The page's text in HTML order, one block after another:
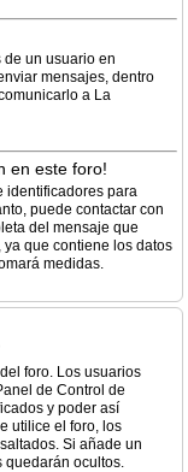
un usuario en
mensajes, dentro
a La
en este foro!
identificadores para
puede contactar con
del mensaje que
que contiene los datos
medidas.
foro. Los usuarios
de Control de
y poder así
utilice el foro, los
Si añade un
quedarán ocultos.